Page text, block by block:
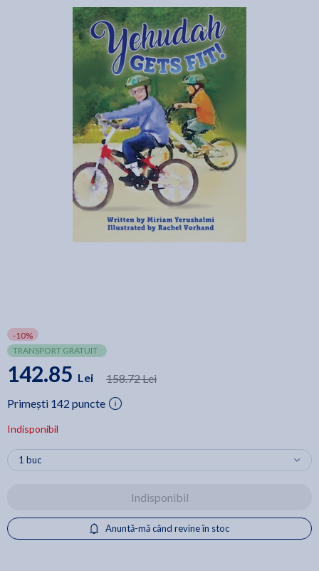
-10%
TRANSPORT GRATUIT
142.85 Lei
158.72 Lei
Primești 142 puncte
Indisponibil
Indisponibil
Anuntă-mă când revine în stoc